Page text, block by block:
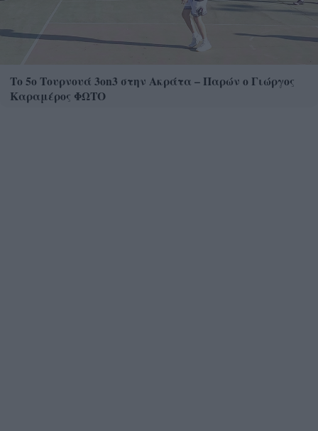
Το 5ο Τουρνουά 3on3 στην Ακράτα – Παρών ο Γιώργος
Καραμέρος ΦΩΤΟ